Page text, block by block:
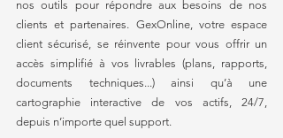
nos outils pour répondre aux besoins de nos
clients et partenaires. GexOnline, votre espace
client sécurisé, se réinvente pour vous offrir un
accès simplifié à vos livrables (plans, rapports,
documents techniques...) ainsi qu’à une
cartographie interactive de vos actifs, 24/7,
depuis n’importe quel support.